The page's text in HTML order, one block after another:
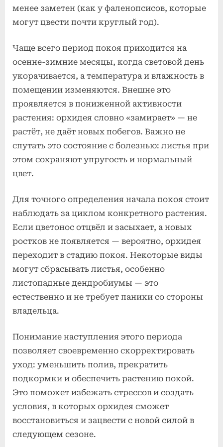
менее заметен (как у фаленопсисов, которые
могут цвести почти круглый год).
Чаще всего период покоя приходится на
осенне-зимние месяцы, когда световой день
укорачивается, а температура и влажность в
помещении изменяются. Внешне это
проявляется в пониженной активности
растения: орхидея словно «замирает» — не
растёт, не даёт новых побегов. Важно не
спутать это состояние с болезнью: листья при
этом сохраняют упругость и нормальный
цвет.
Для точного определения начала покоя стоит
наблюдать за циклом конкретного растения.
Если цветонос отцвёл и засыхает, а новых
ростков не появляется — вероятно, орхидея
переходит в стадию покоя. Некоторые виды
могут сбрасывать листья, особенно
листопадные дендробиумы — это
естественно и не требует паники со стороны
владельца.
Понимание наступления этого периода
позволяет своевременно скорректировать
уход: уменьшить полив, прекратить
подкормки и обеспечить растению покой.
Это поможет избежать стрессов и создать
условия, в которых орхидея сможет
восстановиться и зацвести с новой силой в
следующем сезоне.